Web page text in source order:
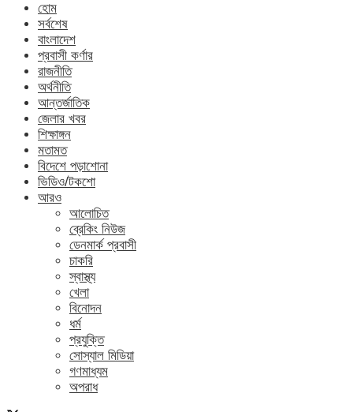
হোম
সর্বশেষ
বাংলাদেশ
প্রবাসী কর্ণার
রাজনীতি
অর্থনীতি
আন্তর্জাতিক
জেলার খবর
শিক্ষাঙ্গন
মতামত
বিদেশে পড়াশোনা
ভিডিও/টকশো
আরও
আলোচিত
ব্রেকিং নিউজ
ডেনমার্ক প্রবাসী
চাকরি
স্বাস্থ্য
খেলা
বিনোদন
ধর্ম
প্রযুক্তি
সোস্যাল মিডিয়া
গণমাধ্যম
অপরাধ